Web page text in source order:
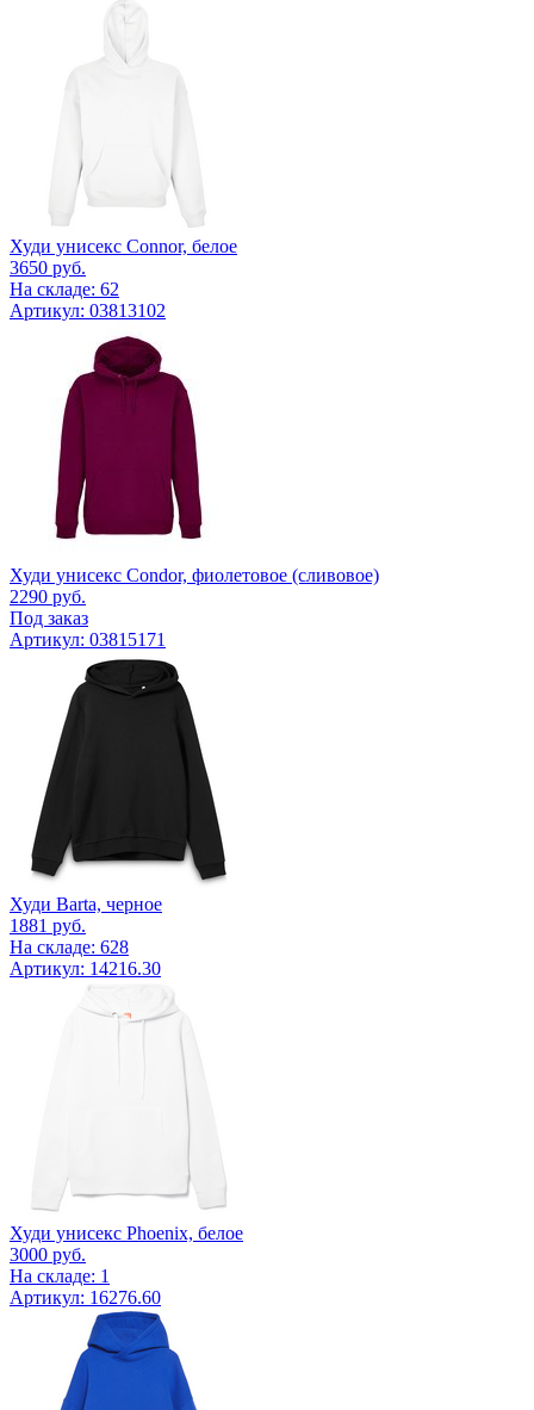
Худи унисекс Connor, белое
3650 руб.
На складе: 62
Артикул: 03813102
Худи унисекс Condor, фиолетовое (сливовое)
2290 руб.
Под заказ
Артикул: 03815171
Худи Barta, черное
1881 руб.
На складе: 628
Артикул: 14216.30
Худи унисекс Phoenix, белое
3000 руб.
На складе: 1
Артикул: 16276.60